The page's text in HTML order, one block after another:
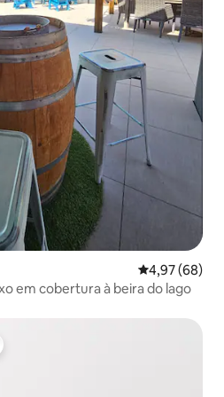
4,97 de uma
4,97 (68)
em cobertura à beira do lago